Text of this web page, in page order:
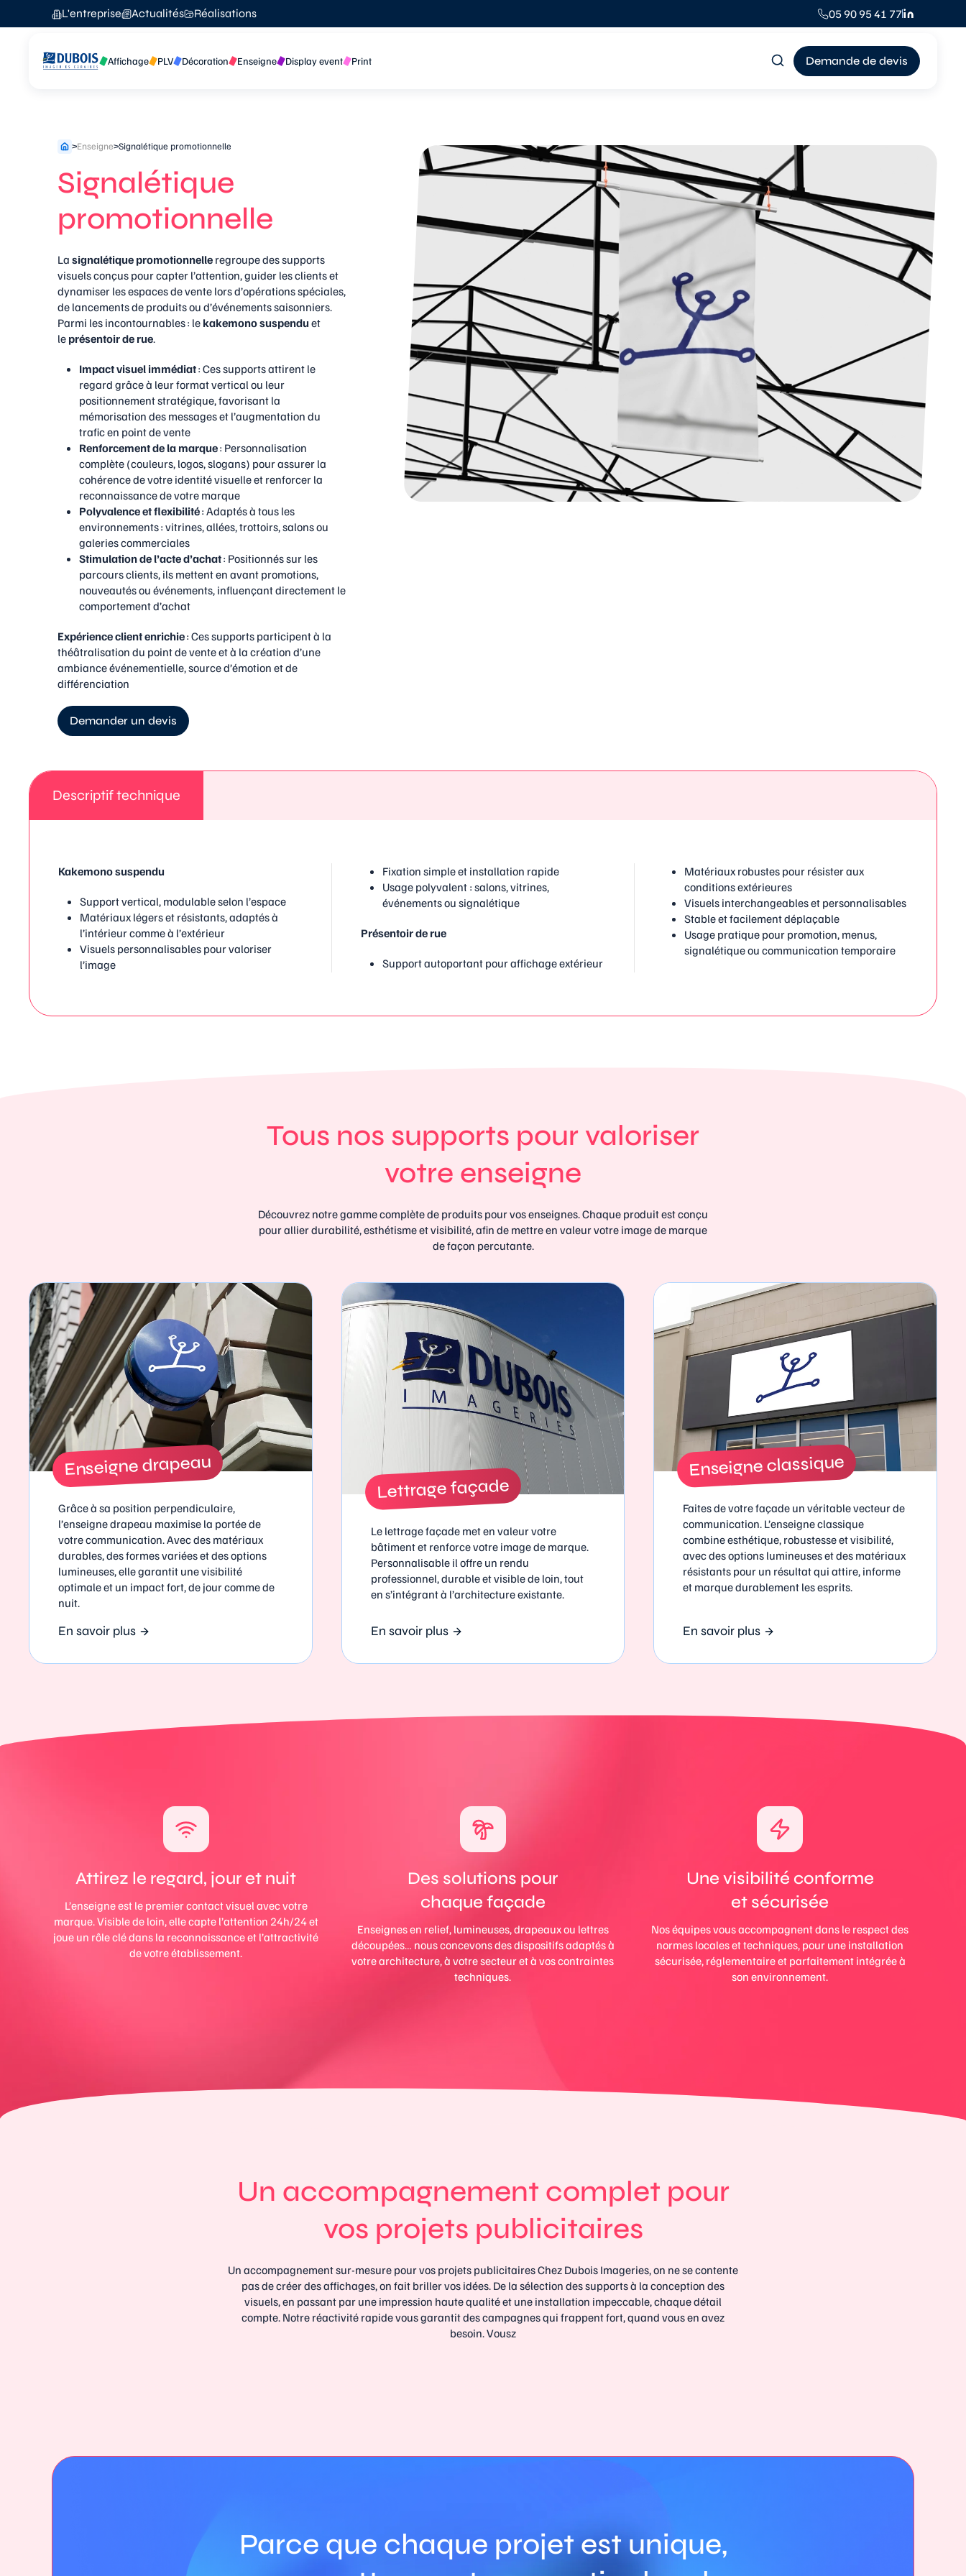
L'entreprise Actualités Réalisations 05 90 95 41 77
Affichage PLV Décoration Enseigne Display event Print Demande de devis
>Enseigne>Signalétique promotionnelle
Signalétique
promotionnelle
La signalétique promotionnelle regroupe des supports
visuels conçus pour capter l’attention, guider les clients et
dynamiser les espaces de vente lors d’opérations spéciales,
de lancements de produits ou d’événements saisonniers.
Parmi les incontournables : le kakemono suspendu et
le présentoir de rue.
Impact visuel immédiat: Ces supports attirent le
regard grâce à leur format vertical ou leur
positionnement stratégique, favorisant la
mémorisation des messages et l’augmentation du
trafic en point de vente
Renforcement de la marque: Personnalisation
complète (couleurs, logos, slogans) pour assurer la
cohérence de votre identité visuelle et renforcer la
reconnaissance de votre marque
Polyvalence et flexibilité: Adaptés à tous les
environnements : vitrines, allées, trottoirs, salons ou
galeries commerciales
Stimulation de l’acte d’achat: Positionnés sur les
parcours clients, ils mettent en avant promotions,
nouveautés ou événements, influençant directement le
comportement d’achat
Expérience client enrichie: Ces supports participent à la
théâtralisation du point de vente et à la création d’une
ambiance événementielle, source d’émotion et de
différenciation
Demander un devis
Descriptif technique
Kakemono suspendu
Support vertical, modulable selon l’espace
Matériaux légers et résistants, adaptés à
l’intérieur comme à l’extérieur
Visuels personnalisables pour valoriser
l’image
Fixation simple et installation rapide
Usage polyvalent : salons, vitrines,
événements ou signalétique
Présentoir de rue
Support autoportant pour affichage extérieur
Matériaux robustes pour résister aux
conditions extérieures
Visuels interchangeables et personnalisables
Stable et facilement déplaçable
Usage pratique pour promotion, menus,
signalétique ou communication temporaire
Tous nos supports pour valoriser
votre enseigne
Découvrez notre gamme complète de produits pour vos enseignes. Chaque produit est conçu
pour allier durabilité, esthétisme et visibilité, afin de mettre en valeur votre image de marque
de façon percutante.
Enseigne drapeau
Grâce à sa position perpendiculaire,
l’enseigne drapeau maximise la portée de
votre communication. Avec des matériaux
durables, des formes variées et des options
lumineuses, elle garantit une visibilité
optimale et un impact fort, de jour comme de
nuit.
En savoir plus
Lettrage façade
Le lettrage façade met en valeur votre
bâtiment et renforce votre image de marque.
Personnalisable il offre un rendu
professionnel, durable et visible de loin, tout
en s’intégrant à l’architecture existante.
En savoir plus
Enseigne classique
Faites de votre façade un véritable vecteur de
communication. L’enseigne classique
combine esthétique, robustesse et visibilité,
avec des options lumineuses et des matériaux
résistants pour un résultat qui attire, informe
et marque durablement les esprits.
En savoir plus
Attirez le regard, jour et nuit
L’enseigne est le premier contact visuel avec votre
marque. Visible de loin, elle capte l’attention 24h/24 et
joue un rôle clé dans la reconnaissance et l’attractivité
de votre établissement.
Des solutions pour
chaque façade
Enseignes en relief, lumineuses, drapeaux ou lettres
découpées… nous concevons des dispositifs adaptés à
votre architecture, à votre secteur et à vos contraintes
techniques.
Une visibilité conforme
et sécurisée
Nos équipes vous accompagnent dans le respect des
normes locales et techniques, pour une installation
sécurisée, réglementaire et parfaitement intégrée à
son environnement.
Un accompagnement complet pour
vos projets publicitaires
Un accompagnement sur-mesure pour vos projets publicitaires Chez Dubois Imageries, on ne se contente
pas de créer des affichages, on fait briller vos idées. De la sélection des supports à la conception des
visuels, en passant par une impression haute qualité et une installation impeccable, chaque détail
compte. Notre réactivité rapide vous garantit des campagnes qui frappent fort, quand vous en avez
besoin. Vousz
Parce que chaque projet est unique,